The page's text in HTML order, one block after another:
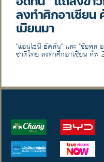
ลงทำศึกอาเซีย
เมียนมา
"แอนโธนี ฮัดสัน" และ "ชัยพล
ชาติไทย ลงทำศึกอาเซียน คั